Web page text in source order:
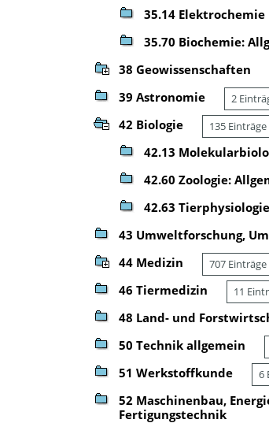
35.14 Elektrochemie
35.70 Biochemie:
38 Geowissenschaften
39 Astronomie 2
42 Biologie 135 Einträge
42.13
42.60 Zoologie:
42.63 Tierphysiologie
43 Umweltforschung,
44 Medizin 707 Einträge
46 Tiermedizin 11
48 Land- und
50 Technik allgemein
51 Werkstoffkunde 6
52 Maschinenbau,
Fertigungstechnik